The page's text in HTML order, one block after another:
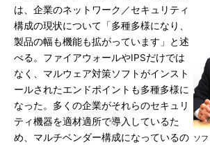
ソ
は、企業のネットワーク／セキュリティ
構成の現状について「多種多様になり、
製品の幅も機能も拡がっています」と述
べる。ファイアウォールやIPSだけでは
なく、マルウェア対策ソフトがインスト
ールされたエンドポイントも多種多様に
なった。多くの企業がそれらのセキュリ
ティ機器を適材適所で導入しているた
め、マルチベンダー構成になっているの